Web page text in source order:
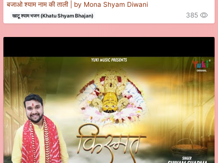
बजाओ श्याम नाम की ताली | by Mona Shyam Diwani
खाटू श्याम भजन (Khatu Shyam Bhajan) 385